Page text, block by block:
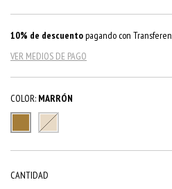
10% de descuentopagando con
VER MEDIOS DE PAGO
COLOR: MARRÓN
CANTIDAD